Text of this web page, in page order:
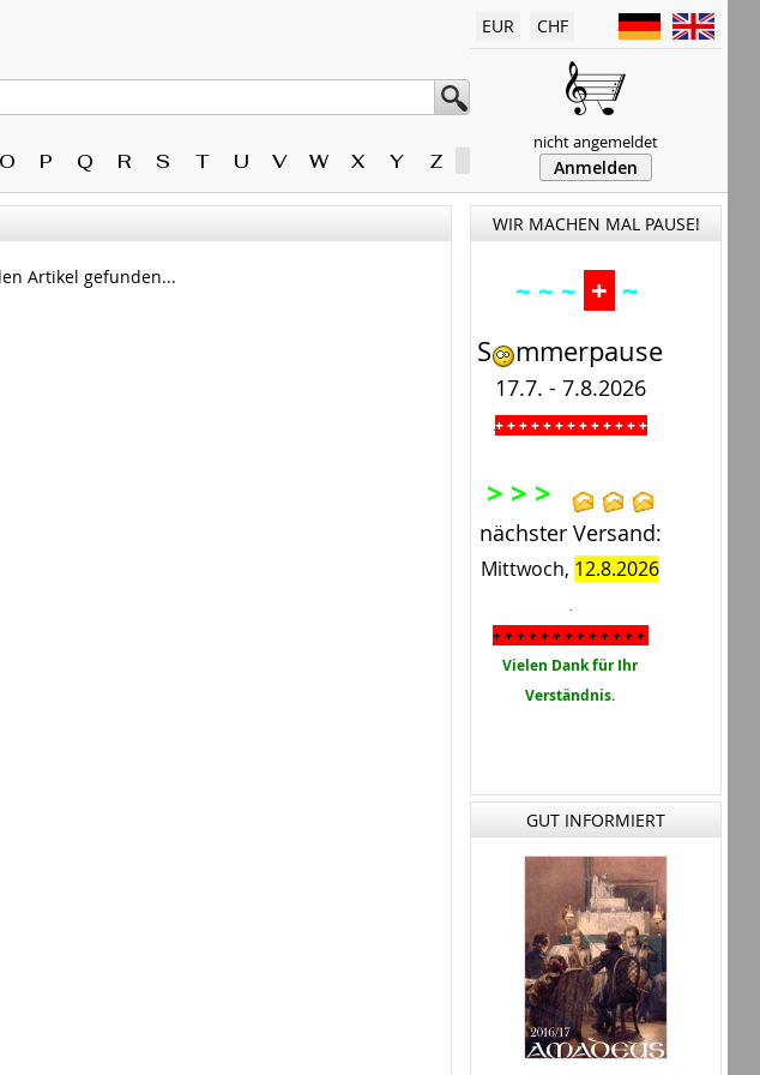
O P Q R S T U V W X Y Z
EUR CHF
nicht angemeldet
Anmelden
Artikel gefunden...
WIR MACHEN MAL PAUSE!
~ ~ ~ + ~
S mmerpause
17.7. - 7.8.2026
.+ + + + + + + + + + + + +
> > >
nächster Versand:
Mittwoch, 12.8.2026
.
+ + + + + + + + + + + + +
Vielen Dank für Ihr
Verständnis.
GUT INFORMIERT